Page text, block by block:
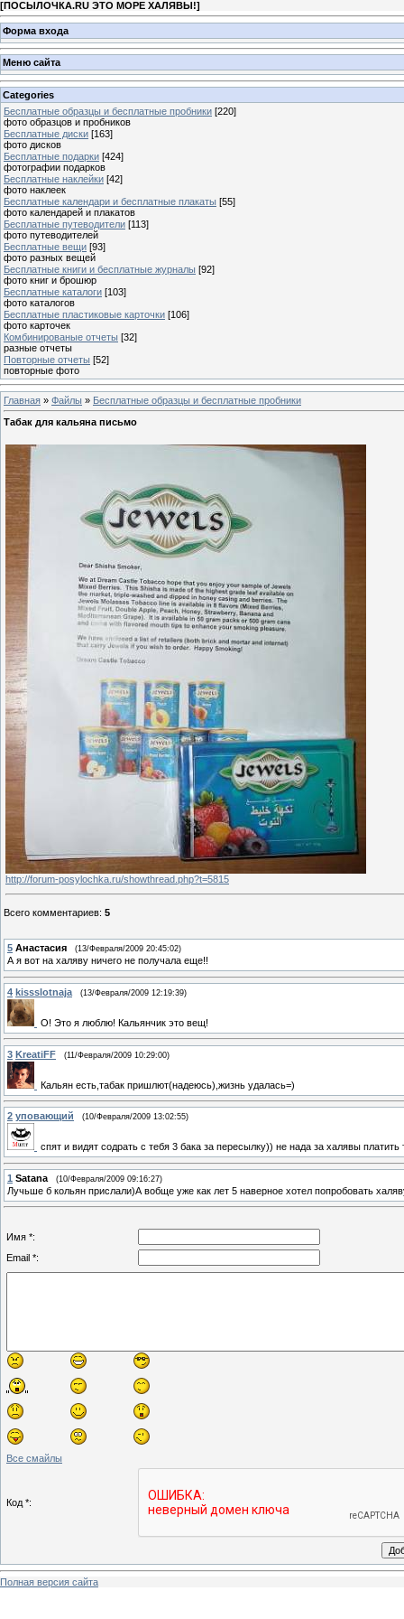
[ПОСЫЛОЧКА.RU ЭТО МОРЕ ХАЛЯВЫ!]
Форма входа
Меню сайта
Categories
Бесплатные образцы и бесплатные пробники [220]
фото образцов и пробников
Бесплатные диски [163]
фото дисков
Бесплатные подарки [424]
фотографии подарков
Бесплатные наклейки [42]
фото наклеек
Бесплатные календари и бесплатные плакаты [55]
фото календарей и плакатов
Бесплатные путеводители [113]
фото путеводителей
Бесплатные вещи [93]
фото разных вещей
Бесплатные книги и бесплатные журналы [92]
фото книг и брошюр
Бесплатные каталоги [103]
фото каталогов
Бесплатные пластиковые карточки [106]
фото карточек
Комбинированые отчеты [32]
разные отчеты
Повторные отчеты [52]
повторные фото
Главная » Файлы » Бесплатные образцы и бесплатные пробники
Табак для кальяна письмо
http://forum-posylochka.ru/showthread.php?t=5815
Всего комментариев: 5
5 Анастасия (13/Февраля/2009 20:45:02)
А я вот на халяву ничего не получала еще!!
4 kissslotnaja (13/Февраля/2009 12:19:39)
О! Это я люблю! Кальянчик это вещ!
3 KreatiFF (11/Февраля/2009 10:29:00)
Кальян есть,табак пришлют(надеюсь),жизнь удалась=)
2 уповающий (10/Февраля/2009 13:02:55)
спят и видят содрать с тебя 3 бака за пересылку)) не нада за халявы
1 Satana (10/Февраля/2009 09:16:27)
Лучьше б кольян прислали)А вобще уже как лет 5 наверное хотел попробовать
Имя *:
Email *:
Все смайлы
Код *:
Полная версия сайта